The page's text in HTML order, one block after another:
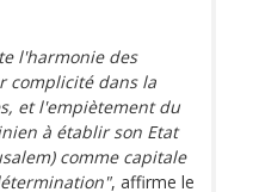
l'harmonie des
complicité dans la
et l'empiètement du
à établir son Etat
comme capitale
, affirme le